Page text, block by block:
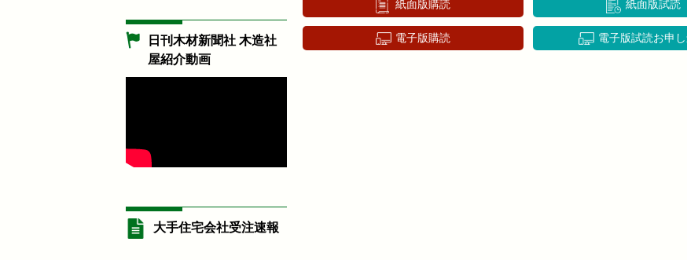
紙面版購読 紙面版試読
電子版購読 電子版試読お申
日刊木材新聞社 木造社
屋紹介動画
大手住宅会社受注速報